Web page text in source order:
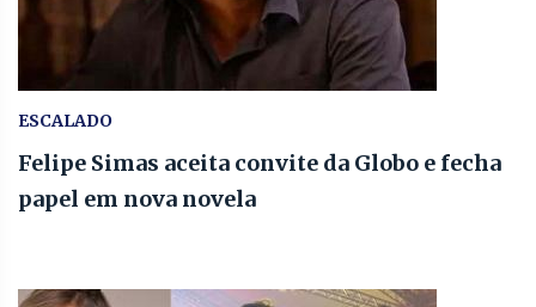
ESCALADO
Felipe Simas aceita convite da Globo e fecha
papel em nova novela